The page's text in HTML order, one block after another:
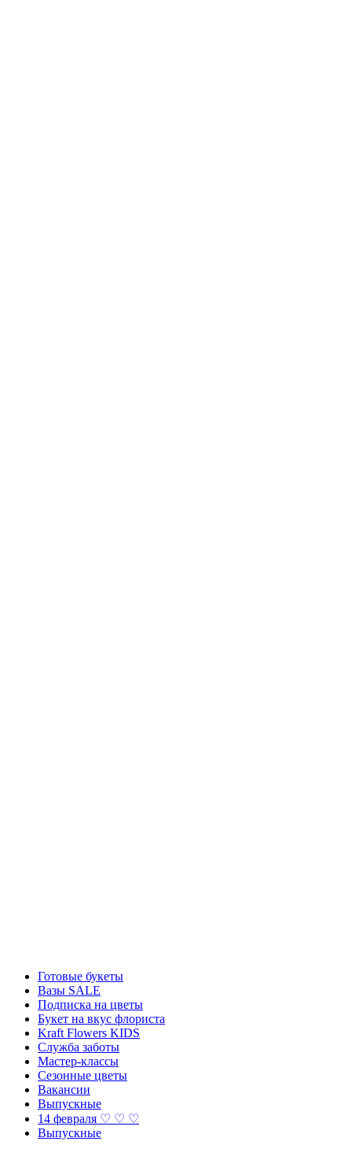
Готовые букеты
Вазы SALE
Подписка на цветы
Букет на вкус флориста
Kraft Flowers KIDS
Служба заботы
Мастер-классы
Сезонные цветы
Вакансии
Выпускные
14 февраля ♡ ♡ ♡
Выпускные